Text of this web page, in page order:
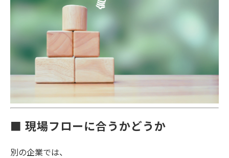
■ 現場フローに合うかどうか
別の企業では、